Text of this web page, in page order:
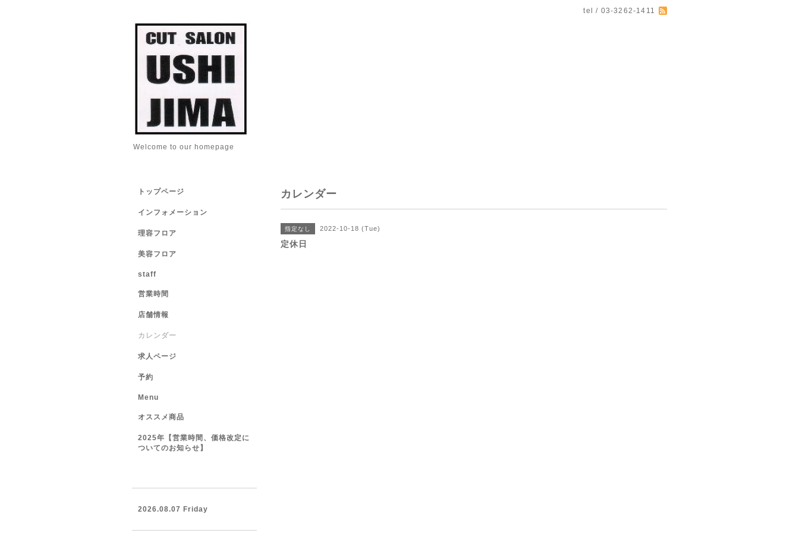
tel / 03-3262-1411
Welcome to our homepage
カレンダー
指定なし 2022-10-18 (Tue)
定休日
トップページ
インフォメーション
理容フロア
美容フロア
staff
営業時間
店舗情報
カレンダー
求人ページ
予約
Menu
オススメ商品
2025年【営業時間、価格改定に
ついてのお知らせ】
2026.08.07 Friday